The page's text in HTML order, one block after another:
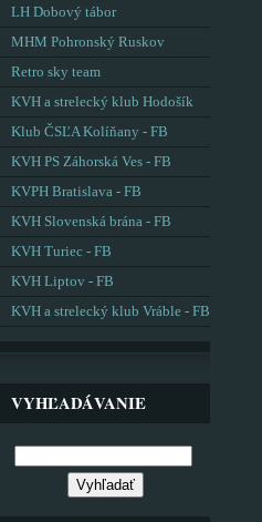
LH Dobový tábor
MHM Pohronský Ruskov
Retro sky team
KVH a strelecký klub Hodošík
Klub ČSĽA Kolíňany - FB
KVH PS Záhorská Ves - FB
KVPH Bratislava - FB
KVH Slovenská brána - FB
KVH Turiec - FB
KVH Liptov - FB
KVH a strelecký klub Vráble - FB
VYHĽADÁVANIE